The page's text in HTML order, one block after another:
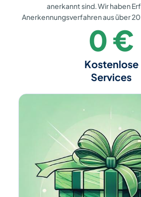
anerkanntsind. Wir haben
Anerkennungsverfahren ausüber
0€
Kostenlose
Services